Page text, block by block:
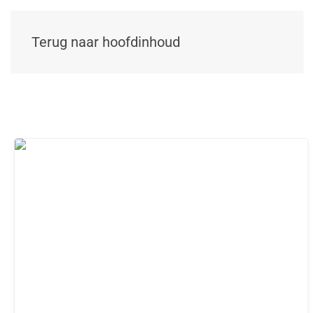
Terug naar hoofdinhoud